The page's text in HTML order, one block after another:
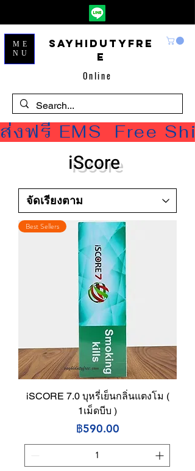
Sayhidutyfre
e
Online
ME
NU
ส่งฟรี EMS  Free
iScore
Best Sellers
iSCORE 7.0 บุหรี่เย็นกลิ่นแตงโม (
1เม็ดบีบ )
ราคา
฿590.00